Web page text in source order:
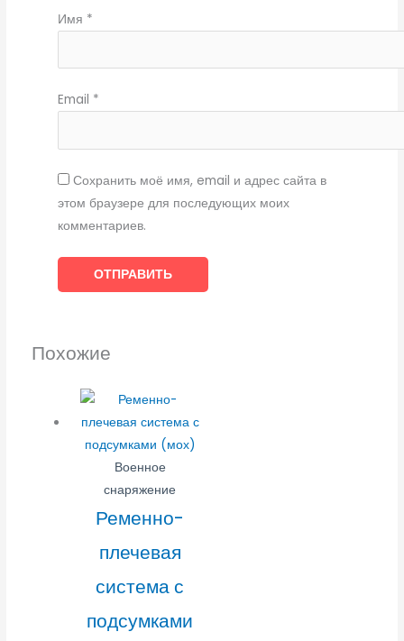
Имя *
Email *
Сохранить моё имя, email и адрес сайта в
этом браузере для последующих моих
комментариев.
Похожие
Военное
снаряжение
Ременно-
плечевая
система с
подсумками